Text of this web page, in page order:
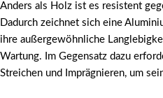
Anders als Holz ist es resistent
Dadurch zeichnet sich eine
ihre außergewöhnliche
Wartung. Im Gegensatz dazu
Streichen und Imprägnieren, um